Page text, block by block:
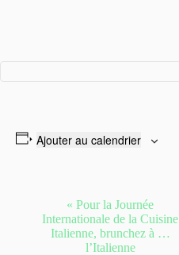
Ajouter au calendrier
« Pour la Journée
Internationale de la Cuisine
Italienne, brunchez à …
l’Italienne